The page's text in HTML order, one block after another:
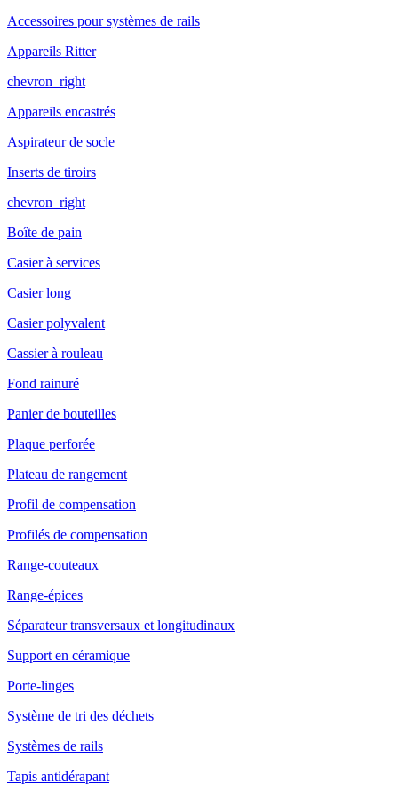
Accessoires pour systèmes de rails
Appareils Ritter
chevron_right
Appareils encastrés
Aspirateur de socle
Inserts de tiroirs
chevron_right
Boîte de pain
Casier à services
Casier long
Casier polyvalent
Cassier à rouleau
Fond rainuré
Panier de bouteilles
Plaque perforée
Plateau de rangement
Profil de compensation
Profilés de compensation
Range-couteaux
Range-épices
Séparateur transversaux et longitudinaux
Support en céramique
Porte-linges
Système de tri des déchets
Systèmes de rails
Tapis antidérapant